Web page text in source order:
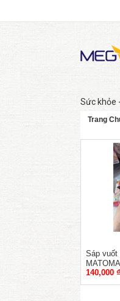
Sức khỏe
Trang
Sáp vuốt
STICK
140,000 ₫